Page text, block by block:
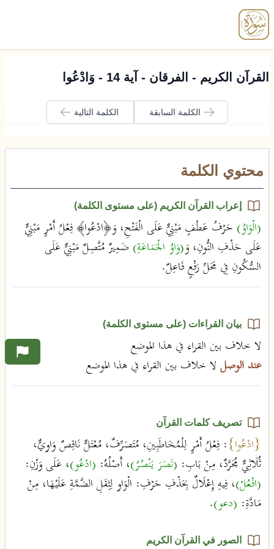
القرآن الكريم - الفرقان - آية 14 - وَادْعُوا
الكلمة السابقة الكلمة التالية
محتوي الكلمة
إعراب القرآن الكريم (على مستوى الكلمة)
(الْوَاوُ) حَرْفُ عَطْفٍ مَبْنِيٌّ عَلَى الْفَتْحِ، وَ﴿ادْعُوا﴾ فِعْلُ أَمْرٍ مَبْنِيٌّ
عَلَى حَذْفِ النُّونِ، وَ(وَاوُ الْجَمَاعَةِ)ضَمِيرٌ مُتَّصِلٌ مَبْنِيٌّ عَلَى
السُّكُونِ فِي مَحَلِّ رَفْعٍ فَاعِلٌ.
بيان القراءات (على مستوى الكلمة)
لا خلاف بين القراء في هذا الموضع
عند الوصللا خلاف بين القراء في هذا الموضع
تصريف كلمات القرآن
{ادْعُوا}: فِعْلُ أَمْرٍ لِلْمُخَاطَبِينِ، مُتَصَرِّفٌ، مُعْتَلٌّ نَاقِصٌ وَاوِيٌّ،
ثُلَاثِيٌّ مُجَرَّدٌ، مِنْ بَابِ: (نَصَرَ يَنْصُرُ)، أَصْلُهُ: (ادْعُو)، عَلَى وَزْنِ:
(افْعُلْ)، فِيهِ إِعْلَالٌ بِحَذْفِ حَرْفِ: الْوَاوِ لِثِقَلِ الضَّمَّةِ عَلَيْهَا، مِنْ
مَادَّةِ: (دعو).
الصور في القرآن الكريم